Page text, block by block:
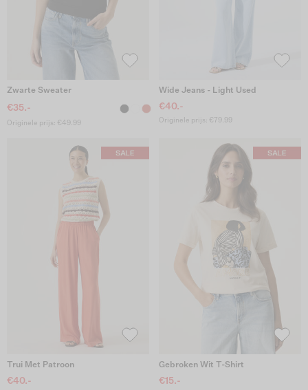
Zwarte Sweater
€35.-
Originele prijs: €49.99
Wide Jeans - Light Used
€40.-
Originele prijs: €79.99
Trui Met Patroon
€40.-
Gebroken Wit T-Shirt
€15.-